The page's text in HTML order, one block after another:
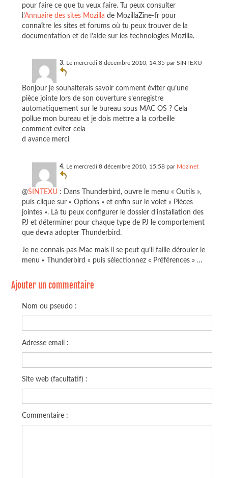
pour faire ce que tu veux faire. Tu peux consulter
l’Annuaire des sites Mozilla de MozillaZine-fr pour
connaître les sites et forums où tu peux trouver de la
documentation et de l’aide sur les technologies Mozilla.
3.Le mercredi 8 décembre 2010, 14:35 parSINTEXU
Bonjour je souhaiterais savoir comment éviter qu’une
pièce jointe lors de son ouverture s’enregistre
automatiquement sur le bureau sous MAC OS ? Cela
pollue mon bureau et je dois mettre a la corbeille
comment eviter cela
d avance merci
4.Le mercredi 8 décembre 2010, 15:58 par Mozinet
@SINTEXU: Dans Thunderbird, ouvre le menu « Outils »,
puis clique sur « Options » et enfin sur le volet « Pièces
jointes ». Là tu peux configurer le dossier d’installation des
PJ et déterminer pour chaque type de PJ le comportement
que devra adopter Thunderbird.
Je ne connais pas Mac mais il se peut qu’il faille dérouler le
menu « Thunderbird » puis sélectionnez « Préférences » …
Ajouter un commentaire
Nom ou pseudo :
Adresse email :
Site web (facultatif) :
Commentaire :